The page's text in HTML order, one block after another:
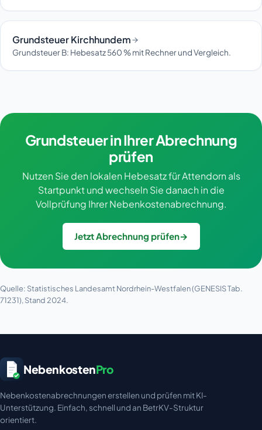
Grundsteuer Kirchhundem
Grundsteuer B: Hebesatz 560 % mit Rechner und Vergleich.
Grundsteuer in Ihrer Abrechnung
prüfen
Nutzen Sie den lokalen Hebesatz für Attendorn als
Startpunkt und wechseln Sie danach in die
Vollprüfung Ihrer Nebenkostenabrechnung.
Jetzt Abrechnung prüfen→
Quelle: Statistisches Landesamt Nordrhein-Westfalen (GENESIS Tab.
71231), Stand 2024.
NebenkostenPro
Nebenkostenabrechnungen erstellen und prüfen mit KI-
Unterstützung. Einfach, schnell und an BetrKV-Struktur
orientiert.